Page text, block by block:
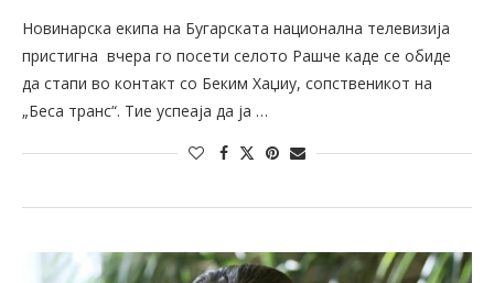
Новинарска екипа на Бугарската национална телевизија
пристигна вчера го посети селото Рашче каде се обиде
да стапи во контакт со Беким Хаџиу, сопственикот на
„Беса транс“. Тие успеаја да ја …